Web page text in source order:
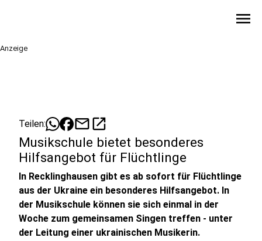
menu
Anzeige
Teilen: mailopen_in_new
Musikschule bietet besonderes
Hilfsangebot für Flüchtlinge
In Recklinghausen gibt es ab sofort für Flüchtlinge
aus der Ukraine ein besonderes Hilfsangebot. In
der Musikschule können sie sich einmal in der
Woche zum gemeinsamen Singen treffen - unter
der Leitung einer ukrainischen Musikerin.